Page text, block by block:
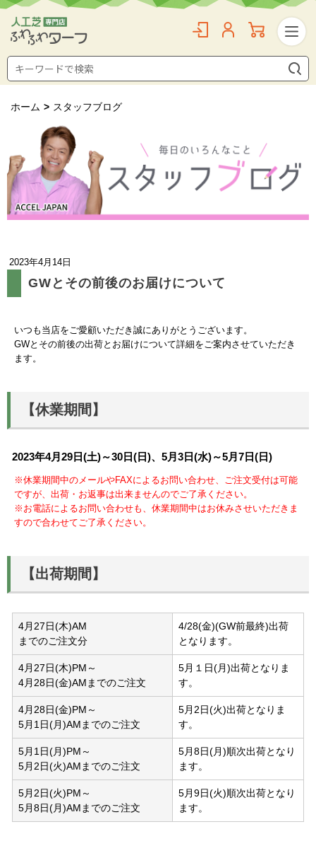
ホーム > スタッフブログ
2023年4月14日
GWとその前後のお届けについて
いつも当店をご愛顧いただき誠にありがとうございます。
GWとその前後の出荷とお届けについて詳細をご案内させていただき
ます。
【休業期間】
2023年4月29日(土)～30日(日)、5月3日(水)～5月7日(日)
※休業期間中のメールやFAXによるお問い合わせ、ご注文受付は可能
ですが、出荷・お返事は出来ませんのでご了承ください。
※お電話によるお問い合わせも、休業期間中はお休みさせいただきま
すので合わせてご了承ください。
【出荷期間】
4月27日(木)AM
までのご注文分
4/28(金)(GW前最終)出荷
となります。
4月27日(木)PM～
4月28日(金)AMまでのご注文
5月１日(月)出荷となりま
す。
4月28日(金)PM～
5月1日(月)AMまでのご注文
5月2日(火)出荷となりま
す。
5月1日(月)PM～
5月2日(火)AMまでのご注文
5月8日(月)順次出荷となり
ます。
5月2日(火)PM～
5月8日(月)AMまでのご注文
5月9日(火)順次出荷となり
ます。